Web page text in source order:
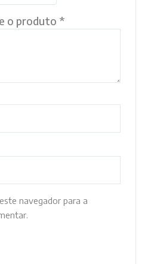
o produto *
navegador para a